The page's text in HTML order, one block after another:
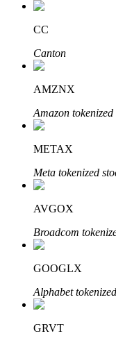
Investasi Otomatis
Raih keuntungan
Pelajari Staking
Pelajari tentang
Bitrue
AI
CC
Canton
AMZNX
Amazon
METAX
Meta tokenized
AVGOX
Broadcom
GOOGLX
Alphabet
GRVT